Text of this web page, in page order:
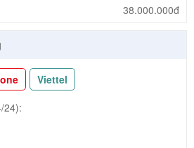
38.000.000đ
Viettel
24):